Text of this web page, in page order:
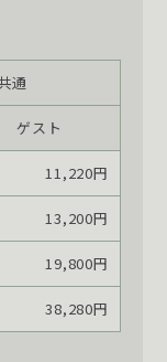
通
ゲスト
11,220円
13,200円
19,800円
38,280円